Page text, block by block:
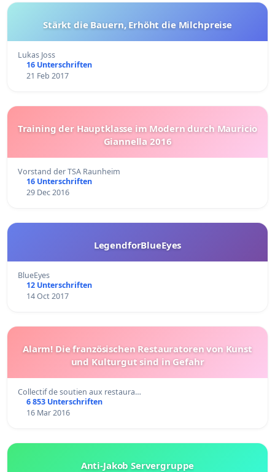
Stärkt die Bauern, Erhöht die Milchpreise
Lukas Joss
16 Unterschriften
21 Feb 2017
Training der Hauptklasse im Modern durch Mauricio
Giannella 2016
Vorstand der TSA Raunheim
16 Unterschriften
29 Dec 2016
LegendforBlueEyes
BlueEyes
12 Unterschriften
14 Oct 2017
Alarm! Die französischen Restauratoren von Kunst
und Kulturgut sind in Gefahr
Collectif de soutien aux restaura…
6 853 Unterschriften
16 Mar 2016
Anti-Jakob Servergruppe